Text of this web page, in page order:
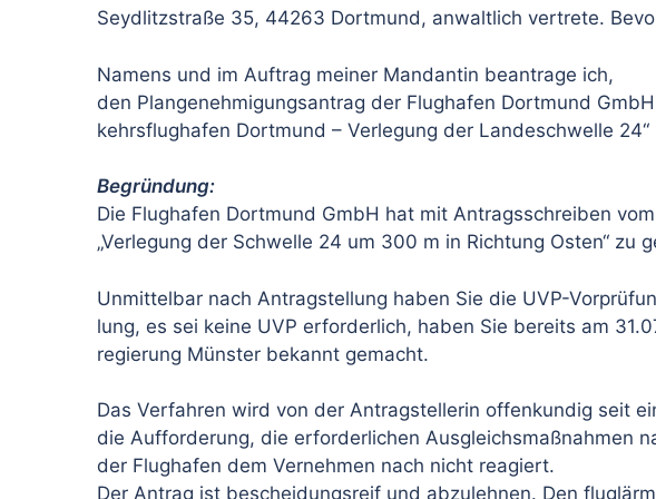
Seydlitzstraße 35, 44263 Dortmund, anwaltlich vertrete.
Namens und im Auftrag meiner Mandantin beantrage ich,
den Plangenehmigungsantrag der Flughafen Dortmund
kehrsflughafen Dortmund – Verlegung der Landeschwelle
Begründung:
Die Flughafen Dortmund GmbH hat mit Antragsschreiben
„Verlegung der Schwelle 24 um 300 m in Richtung Osten“ zu
Unmittelbar nach Antragstellung haben Sie die UVP-
lung, es sei keine UVP erforderlich, haben Sie bereits am
regierung Münster bekannt gemacht.
Das Verfahren wird von der Antragstellerin offenkundig seit
die Aufforderung, die erforderlichen Ausgleichsmaßnahmen
der Flughafen dem Vernehmen nach nicht reagiert.
Der Antrag ist bescheidungsreif und abzulehnen. Den